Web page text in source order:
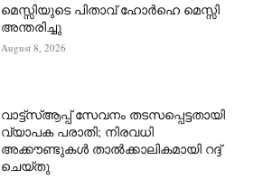
മെസ്സിയുടെ പിതാവ് ഹോർഹെ മെസ്സി
അന്തരിച്ചു
August 8, 2026
വാട്ട്‌സ്ആപ്പ് സേവനം തടസപ്പെട്ടതായി
വ്യാപക പരാതി; നിരവധി
അക്കൗണ്ടുകൾ താൽക്കാലികമായി റദ്ദ്
ചെയ്തു